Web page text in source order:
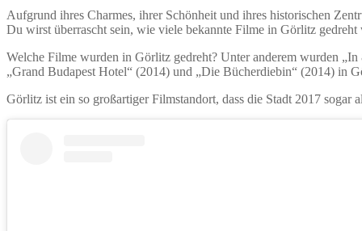
Aufgrund ihres Charmes, ihrer Schönheit und ihres historischen
Du wirst überrascht sein, wie viele bekannte Filme in Görlitz gedreht
Welche Filme wurden in Görlitz gedreht? Unter anderem wurden
„Grand Budapest Hotel“ (2014) und „Die Bücherdiebin“ (2014) in
Görlitz ist ein so großartiger Filmstandort, dass die Stadt 2017 sogar